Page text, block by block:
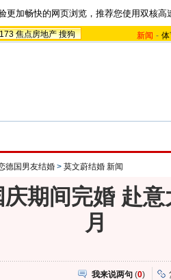
更加畅快的网页浏览，推荐您使用双核高
焦点房地产 搜狗 新闻 -
德国男友结婚 > 莫文蔚结婚 新闻
期间完婚 赴
月
我来说两句 (0)